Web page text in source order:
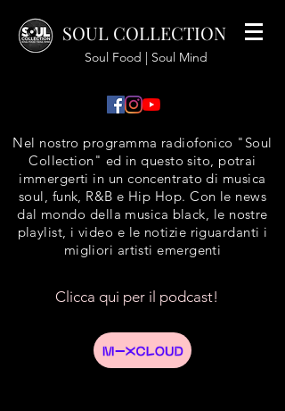
SOUL COLLECTION
Soul Food | Soul Mind
Nel nostro programma radiofonico "Soul
Collection" ed in questo sito, potrai
immergerti in un concentrato di musica
soul, funk, R&B e Hip Hop. Con le news
dal mondo della musica black, le nostre
playlist, i video e le notizie riguardanti i
migliori artisti emergenti
Clicca qui per il podcast!